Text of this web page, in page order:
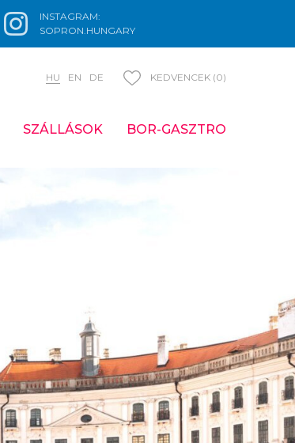
INSTAGRAM:
SOPRON.HUNGARY
HU EN DE KEDVENCEK (0)
SZÁLLÁSOK BOR-GASZTRO